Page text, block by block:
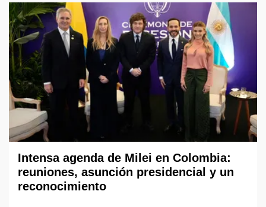
Intensa agenda de Milei en Colombia:
reuniones, asunción presidencial y un
reconocimiento